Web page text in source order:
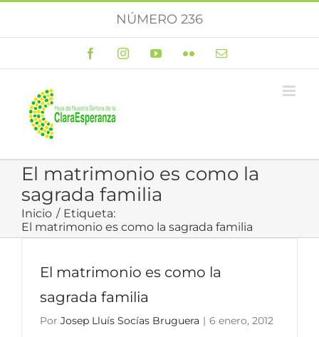
NÚMERO 236
FacebookInstagramYouTubeFlickr Correo
El matrimonio es como la
sagrada familia
Inicio
Etiqueta:
El matrimonio es como la sagrada familia
El matrimonio es como la
sagrada familia
Por Josep Lluís Socías Bruguera | 6 enero, 2012